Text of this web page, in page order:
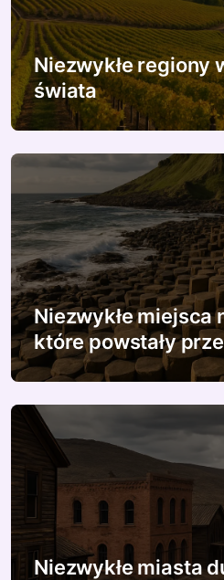
w
p
i
s
u
Niezwykłe regiony
świata
Niezwykłe miejsca
które powstały
Niezwykłe miasta